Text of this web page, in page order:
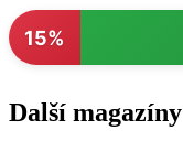
15%
Další magazíny